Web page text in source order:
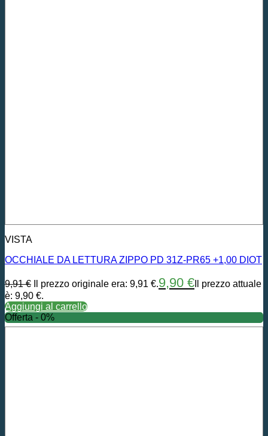
VISTA
OCCHIALE DA LETTURA ZIPPO PD 31Z-PR65 +1,00 DIOT
9,91€ Il prezzo originale era: 9,91 €.9,90 € Il prezzo attuale
è: 9,90 €.
Aggiungi al carrello
Offerta - 0%